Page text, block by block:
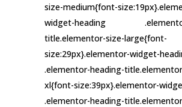
size-medium{font-
widget-heading
title.elementor-size-large{font-
size:29px}.elementor-widget-
.elementor-heading-
xl{font-size:39px}.elementor-
.elementor-heading-